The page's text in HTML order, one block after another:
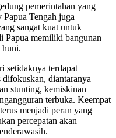
pemerintahan yang
Tengah juga
sangat kuat untuk
Papua memiliki bangunan
huni.
setidaknya terdapat
difokuskan, diantaranya
stunting, kemiskinan
terbuka. Keempat
menjadi peran yang
percepatan akan